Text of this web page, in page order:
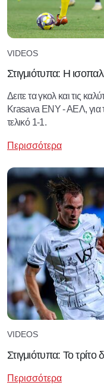
VIDEOS
Στιγμιότυπα: Η
Δειτε τα γκολ και τις
Krasava ENY - AEΛ, για
τελικό 1-1.
Περισσότερα
VIDEOS
Στιγμιότυπα: Το τρίτο
Περισσότερα